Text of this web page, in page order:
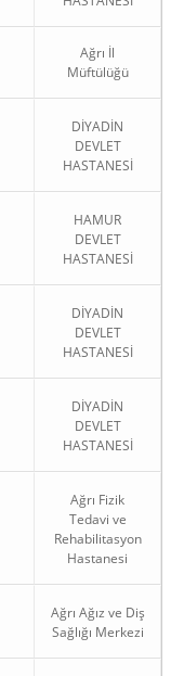
Ağrı İl
Müftülüğü
DİYADİN
DEVLET
HASTANESİ
HAMUR
DEVLET
HASTANESİ
DİYADİN
DEVLET
HASTANESİ
DİYADİN
DEVLET
HASTANESİ
Ağrı Fizik
Tedavi ve
Rehabilitasyon
Hastanesi
Ağrı Ağız ve Diş
Sağlığı Merkezi